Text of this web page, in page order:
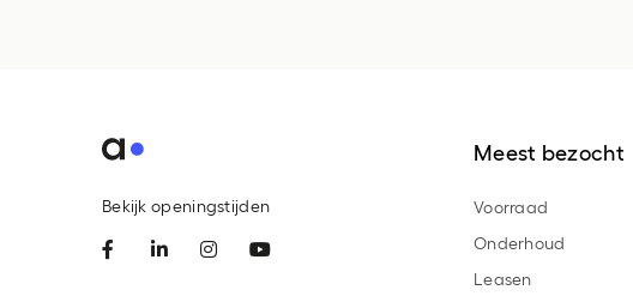
Bekijk openingstijden
Meest bezocht
Voorraad
Onderhoud
Leasen